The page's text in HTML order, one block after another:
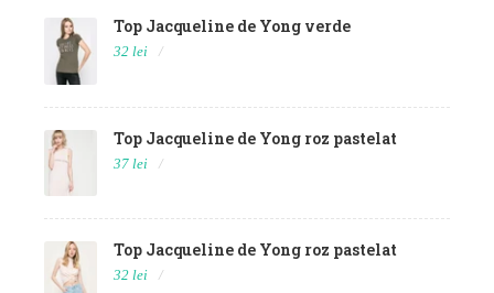
Top Jacqueline de Yong verde
32 lei
Top Jacqueline de Yong roz pastelat
37 lei
Top Jacqueline de Yong roz pastelat
32 lei